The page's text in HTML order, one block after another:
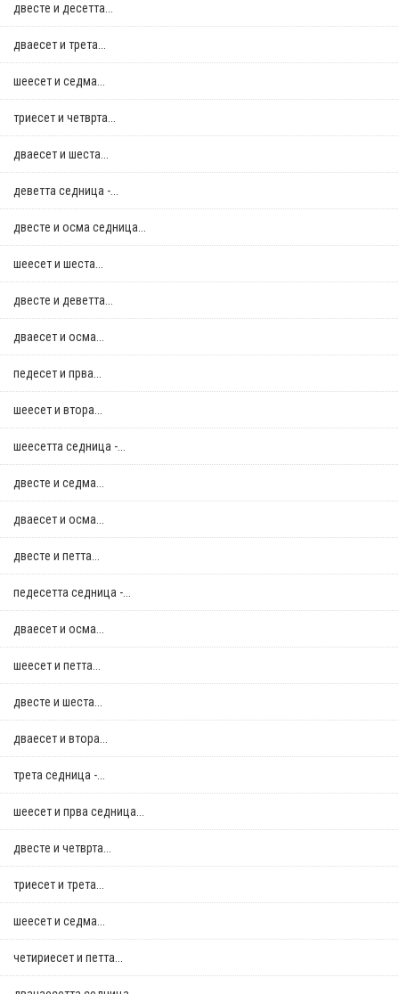
двестe и десетта...
дваесет и трета...
шеесет и седма...
триесет и четврта...
дваесет и шеста...
деветта седница -...
двестe и осма седница...
шеесет и шеста...
двестe и деветта...
дваесет и осма...
педесет и прва...
шеесет и втора...
шеесетта седница -...
двестe и седма...
дваесет и осма...
двестe и петта...
педесетта седница -...
дваесет и осма...
шеесет и петта...
двестe и шеста...
дваесет и втора...
трета седница -...
шеесет и прва седница...
двестe и четврта...
триесет и трета...
шеесет и седма...
четириесет и петта...